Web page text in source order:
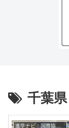
千葉県
進学ナビ｜国際協力の進学情報